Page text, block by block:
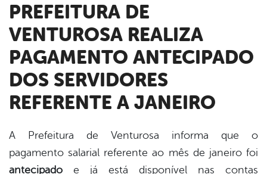
PREFEITURA DE
VENTUROSA REALIZA
PAGAMENTO ANTECIPADO
DOS SERVIDORES
REFERENTE A JANEIRO
A Prefeitura de Venturosa informa que o
pagamento salarial referente ao mês de janeiro foi
antecipado e já está disponível nas contas